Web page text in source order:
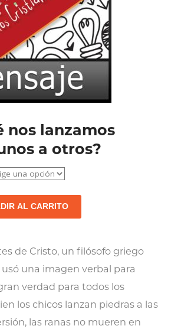
nos lanzamos
a otros?
AL CARRITO
de Cristo, un filósofo griego
una imagen verbal para
verdad para todos los
los chicos lanzan piedras a las
las ranas no mueren en